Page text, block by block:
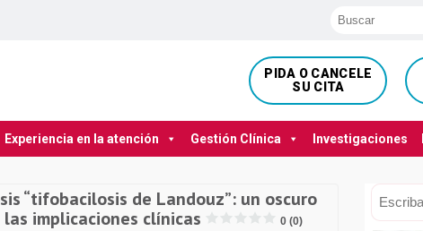
PIDA O CANCELE
SU CITA
Experiencia en la atención Gestión Clínica Investigaciones
“tifobacilosis de Landouz”: un oscuro
implicaciones clínicas
0 (0)